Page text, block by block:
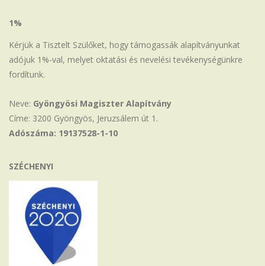
1%
Kérjük a Tisztelt Szülőket, hogy támogassák alapítványunkat
adójuk 1%-val, melyet oktatási és nevelési tevékenységünkre
fordítunk.
Neve: Gyöngyösi Magiszter Alapítvány
Címe: 3200 Gyöngyös, Jeruzsálem út 1.
Adószáma: 19137528-1-10
SZÉCHENYI